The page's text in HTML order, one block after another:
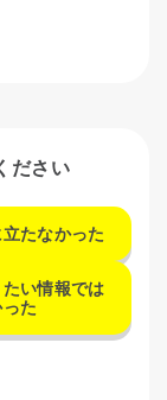
ださい
たなかった
い情報では
た